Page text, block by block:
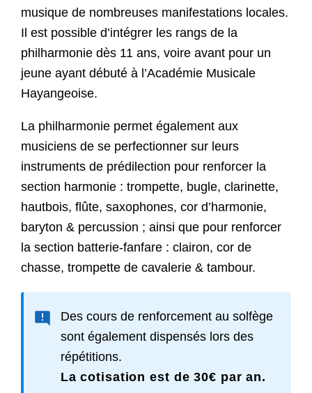
musique de nombreuses manifestations locales.
Il est possible d’intégrer les rangs de la
philharmonie dès 11 ans, voire avant pour un
jeune ayant débuté à l’Académie Musicale
Hayangeoise.
La philharmonie permet également aux
musiciens de se perfectionner sur leurs
instruments de prédilection pour renforcer la
section harmonie : trompette, bugle, clarinette,
hautbois, flûte, saxophones, cor d’harmonie,
baryton & percussion ; ainsi que pour renforcer
la section batterie-fanfare : clairon, cor de
chasse, trompette de cavalerie & tambour.
Des cours de renforcement au solfège
sont également dispensés lors des
répétitions.
La cotisation est de 30€ par an.